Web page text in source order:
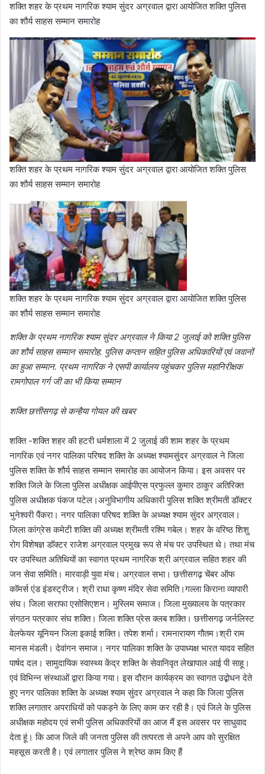
शक्ति शहर के प्रथम नागरिक श्याम सुंदर अग्रवाल द्वारा आयोजित शक्ति पुलिस
का शौर्य साहस सम्मान समारोह
शक्ति शहर के प्रथम नागरिक श्याम सुंदर अग्रवाल द्वारा आयोजित शक्ति पुलिस
का शौर्य साहस सम्मान समारोह
शक्ति शहर के प्रथम नागरिक श्याम सुंदर अग्रवाल द्वारा आयोजित शक्ति पुलिस
का शौर्य साहस सम्मान समारोह
शक्ति के प्रथम नागरिक श्याम सुंदर अग्रवाल ने किया 2 जुलाई को शक्ति पुलिस
का शौर्य साहस सम्मान समारोह. पुलिस कप्तान सहित पुलिस अधिकारियों एवं जवानों
का हुआ सम्मान. प्रथम नागरिक ने एसपी कार्यालय पहुंचकर पुलिस महानिरीक्षक
रामगोपाल गर्ग जी का भी किया सम्मान
शक्ति छत्तीसगढ़ से कन्हैया गोयल की खबर
शक्ति -शक्ति शहर की हटरी धर्मशाला में 2 जुलाई की शाम शहर के प्रथम
नागरिक एवं नगर पालिका परिषद शक्ति के अध्यक्ष श्यामसुंदर अग्रवाल ने जिला
पुलिस शक्ति के शौर्य साहस सम्मान समारोह का आयोजन किया। इस अवसर पर
शक्ति जिले के जिला पुलिस अधीक्षक आईपीएस प्रफुल्ल कुमार ठाकुर अतिरिक्त
पुलिस अधीक्षक पंकज पटेल।अनुविभागीय अधिकारी पुलिस शक्ति श्रीमती डॉक्टर
भुनेश्वरी पैंकरा। नगर पालिका परिषद शक्ति के अध्यक्ष श्याम सुंदर अग्रवाल।
जिला कांग्रेस कमेटी शक्ति की अध्यक्ष श्रीमती रश्मि गबेल। शहर के वरिष्ठ शिशु
रोग विशेषज्ञ डॉक्टर राजेश अग्रवाल प्रमुख रूप से मंच पर उपस्थित थे। तथा मंच
पर उपस्थित अतिथियों का स्वागत प्रथम नागरिक श्री अग्रवाल सहित शहर की
जन सेवा समिति। मारवाड़ी युवा मंच। अग्रवाल सभा। छत्तीसगढ़ चेंबर ऑफ
कॉमर्स एंड इंडस्ट्रीज। श्री राधा कृष्ण मंदिर सेवा समिति।गल्ला किराना व्यापारी
संघ। जिला सराफा एसोसिएशन। मुस्लिम समाज। जिला मुख्यालय के पत्रकार
संगठन पत्रकार संघ शक्ति। जिला शक्ति प्रेस क्लब शक्ति। छत्तीसगढ़ जर्नलिस्ट
वेलफेयर यूनियन जिला इकाई शक्ति। तपेश शर्मा। रामनारायण गौतम।श्री राम
मानस मंडली। देवांगन समाज। नगर पालिका शक्ति के उपाध्यक्ष भारत यादव सहित
पार्षद दल। सामुदायिक स्वास्थ्य केंद्र शक्ति के सेवानिवृत लेखापाल आई पी साहू।
एवं विभिन्न संस्थाओं द्वारा किया गया। इस दौरान कार्यक्रम का स्वागत उद्बोधन देते
हुए नगर पालिका शक्ति के अध्यक्ष श्याम सुंदर अग्रवाल ने कहा कि जिला पुलिस
शक्ति लगातार अपराधियों को पकड़ने के लिए काम कर रही है। एवं जिले के पुलिस
अधीक्षक महोदय एवं सभी पुलिस अधिकारियों का आज मैं इस अवसर पर साधुवाद
देता हूं। कि आज जिले की जनता पुलिस की तत्परता से अपने आप को सुरक्षित
महसूस करती है। एवं लगातार पुलिस ने श्रेष्ठ काम किए हैं